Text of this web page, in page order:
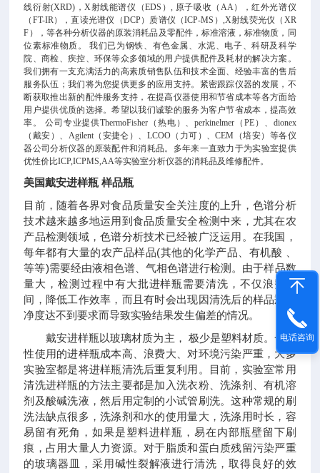
线衍射(XRD) ，X射线能谱仪（EDS ）, 原子吸收（ AA），红外光谱仪
（ FT-IR），直读光谱仪（DCP）质谱仪（ICP-MS ） ,X射线荧光仪（ XR
F ），等各种分析仪器的原装消耗品及零配件，标准溶液，标准物质，同
位素标准物质。
我们已为钢铁、有色金属、水泥、电子、科研及科学
院、商检、疾控、环保等众多领域的用户提供配件及耗材的解决方案。
我们拥有一支充满活力的高素质销售队伍和技术全面、经验丰富的售后
服务队伍；我们将为您提供更多的应用支持。紧密跟踪仪器的发展，不
断获取推出新的配件服务支持，在提高仪器使用和节省成本等各方面给
用户提供优质的选择。希望以我们诚挚的服务为客户节省成本，提高效
率。
公司专业提供ThermoFisher （热电）、perkinelmer （PE ）、 dionex
（戴安）、 Agilent（安捷仑）、 LCOO（力可）、CEM
（培安）等各仪
器公司分析仪器的原装配件和消耗品。多年来一直致力于为实验室提供
优性价比ICP,ICPMS,AA等实验室分析仪器的消耗品及维修配件。
美国戴安进样瓶 样品瓶
目前，随着各界对食品质量安全关注度的上升，色谱分析
技术越来越多地运用到食品质量安全检测中来，尤其在农
产品检测领域，色谱分析技术已经被广泛运用。在我国，
每年都有大量的农产品样品(其他的化学产品、有机酸 、
等等)需要经由液相色谱、气相色谱进行检测。由于样品数
量大，检测过程中有大批进样瓶需要清洗，不仅浪费时
间，降低工作效率，而且有时会出现因清洗后的样品瓶洁
净度达不到要求而导致实验结果发生偏差的情况。
戴安进样瓶以玻璃材质为主， 极少是塑料材质。一次
性使用的进样瓶成本高、浪费大、对环境污染严重，大多
实验室都是将进样瓶清洗后重复利用。目前，实验室常用
清洗进样瓶的方法主要都是加入洗衣粉、洗涤剂、有机溶
剂及酸碱洗液，然后用定制的小试管刷洗。这种常规的刷
洗法缺点很多，洗涤剂和水的使用量大，洗涤用时长，容
易留有死角，如果是塑料进样瓶，易在内部瓶壁留下刷
痕，占用大量人力资源。对于脂质和蛋白质残留污染严重
的玻璃器皿，采用碱性裂解液进行清洗，取得良好的效
电话咨询